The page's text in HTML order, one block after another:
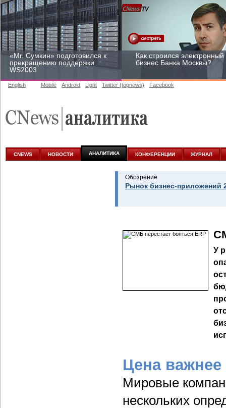
«Mr. Сумкин» подготовился к
прекращению поддержки
WS2003
Как строился электронный
бизнес Банка Москвы?
к аналитике
участвовать
English Mobile Android Light Twitter (topnews) Facebook
CNEWS НОВОСТИ АНАЛИТИКА КОНФЕРЕНЦИИ ЖУРНАЛ
Обозрение
Рынок бизнес-приложений
У
Цена важнее
Мировые
нескольких